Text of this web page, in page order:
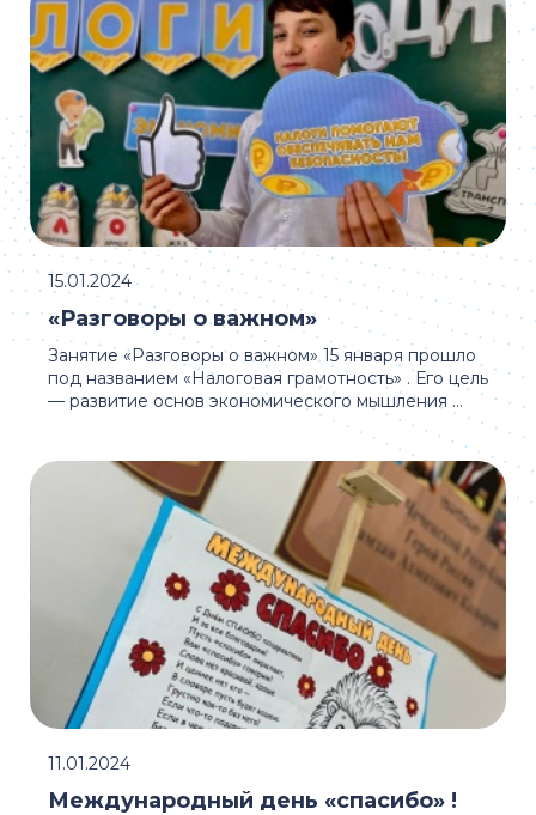
Занятие «Разговоры о важном» 15 января прошло
под названием «Налоговая грамотность» . Его цель
— развитие основ экономического мышления ...
«Разговоры о важном»
15.01.2024
Международный день «спасибо» !
11.01.2024